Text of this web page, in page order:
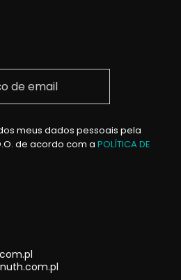
meus dados pessoais pela
O.O. de acordo com a POLÍTICA DE